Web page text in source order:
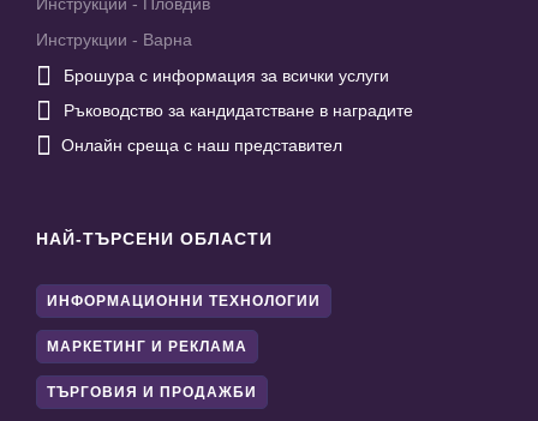
Инструкции - Пловдив
Инструкции - Варна
 Брошура с информация за всички услуги
 Ръководство за кандидатстване в наградите
 Онлайн среща с наш представител
НАЙ-ТЪРСЕНИ ОБЛАСТИ
ИНФОРМАЦИОННИ ТЕХНОЛОГИИ
МАРКЕТИНГ И РЕКЛАМА
ТЪРГОВИЯ И ПРОДАЖБИ